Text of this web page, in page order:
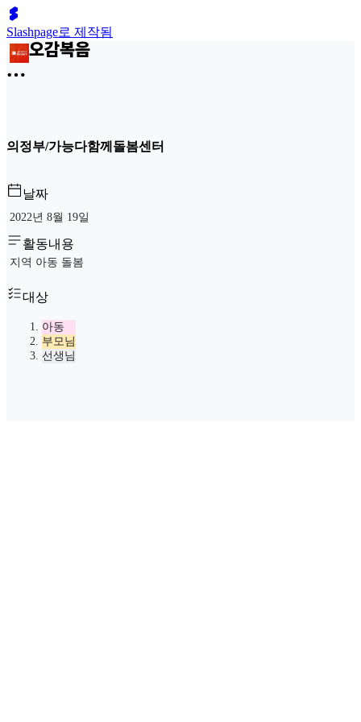
Slashpage로 제작됨
의정부/가능다함께돌봄센터
날짜
2022년 8월 19일
활동내용
지역 아동 돌봄
대상
아동
부모님
선생님